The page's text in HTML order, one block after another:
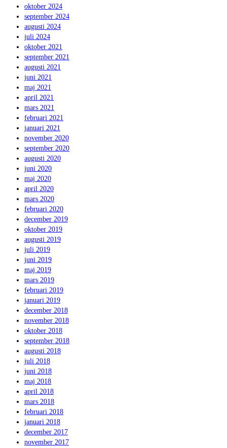
oktober 2024
september 2024
augusti 2024
juli 2024
oktober 2021
september 2021
augusti 2021
juni 2021
maj 2021
april 2021
mars 2021
februari 2021
januari 2021
november 2020
september 2020
augusti 2020
juni 2020
maj 2020
april 2020
mars 2020
februari 2020
december 2019
oktober 2019
augusti 2019
juli 2019
juni 2019
maj 2019
mars 2019
februari 2019
januari 2019
december 2018
november 2018
oktober 2018
september 2018
augusti 2018
juli 2018
juni 2018
maj 2018
april 2018
mars 2018
februari 2018
januari 2018
december 2017
november 2017